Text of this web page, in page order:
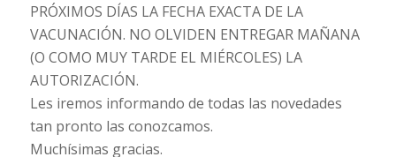
PRÓXIMOS DÍAS LA FECHA EXACTA DE LA
VACUNACIÓN. NO OLVIDEN ENTREGAR MAÑANA
(O COMO MUY TARDE EL MIÉRCOLES) LA
AUTORIZACIÓN.
Les iremos informando de todas las novedades
tan pronto las conozcamos.
Muchísimas gracias.